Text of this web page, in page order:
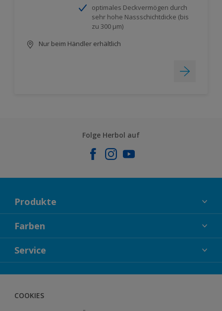
optimales Deckvermögen durch
sehr hohe Nassschichtdicke (bis
zu 300 µm)
Nur beim Händler erhältlich
Folge Herbol auf
Produkte
FASSADENFARBEN
INNENFARBEN
LACKE
BODENSYSTEM
Farben
KOLLEKTIONEN
FARBTRENDS
FARBBERATUNG
Service
HERBOL NACHRICHTEN
COOKIES